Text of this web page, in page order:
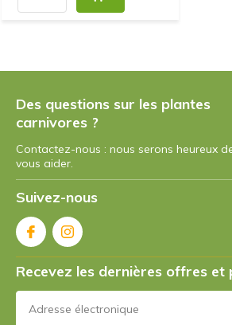
Des questions sur les plantes
carnivores ?
Contactez-nous : nous serons heureux
vous aider.
Suivez-nous
Recevez les dernières offres et